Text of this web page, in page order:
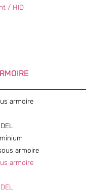
/ HID
armoire
armoire
armoire